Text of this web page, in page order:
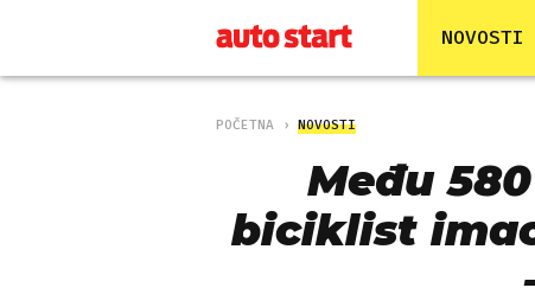
NOVOSTI
POČETNA NOVOSTI
Među
biciklist